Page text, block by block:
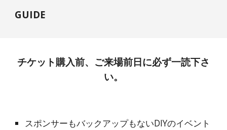
GUIDE
チケット購入前、ご来場前日に必ず一読下さ
い。
スポンサーもバックアップもないDIYのイベント